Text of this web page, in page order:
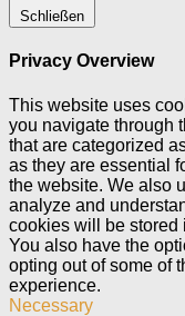
Schließen
Privacy Overview
This website uses
you navigate through
that are categorized
as they are essential
the website. We also
analyze and
cookies will be stored
You also have the
opting out of some of
experience.
Necessary